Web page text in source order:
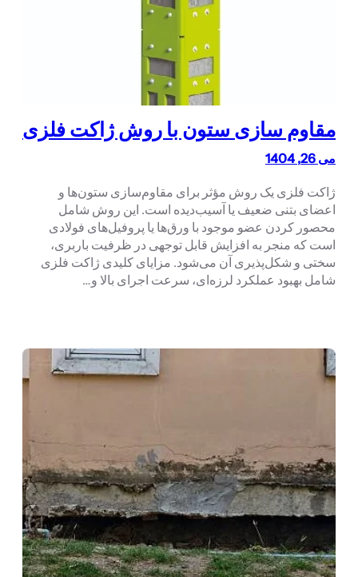
مقاوم سازی ستون با روش ژاکت فلزی
می 26, 1404
ژاکت فلزی یک روش مؤثر برای مقاوم‌سازی ستون‌ها و
اعضای بتنی ضعیف یا آسیب‌دیده است. این روش شامل
محصور کردن عضو موجود با ورق‌ها یا پروفیل‌های فولادی
است که منجر به افزایش قابل توجهی در ظرفیت باربری،
سختی و شکل‌پذیری آن می‌شود. مزایای کلیدی ژاکت فلزی
شامل بهبود عملکرد لرزه‌ای، سرعت اجرای بالا و…